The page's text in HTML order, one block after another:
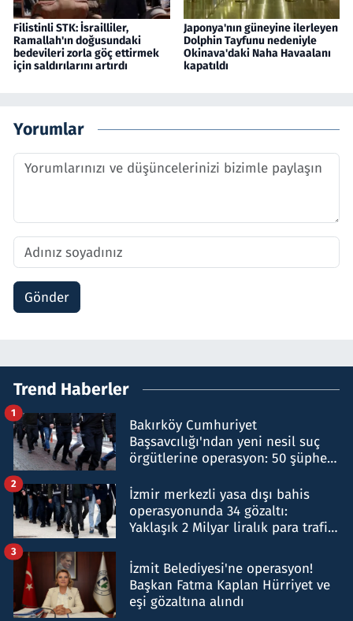
Filistinli STK: İsrailliler,
Ramallah'ın doğusundaki
bedevileri zorla göç ettirmek
için saldırılarını artırdı
Japonya'nın güneyine ilerleyen
Dolphin Tayfunu nedeniyle
Okinava'daki Naha Havaalanı
kapatıldı
Yorumlar
Gönder
Trend Haberler
Bakırköy Cumhuriyet
Başsavcılığı'ndan yeni nesil suç
örgütlerine operasyon: 50 şüpheli
1
İzmir merkezli yasa dışı bahis
operasyonunda 34 gözaltı:
Yaklaşık 2 Milyar liralık para trafiği
2
İzmit Belediyesi'ne operasyon!
Başkan Fatma Kaplan Hürriyet ve
eşi gözaltına alındı
3